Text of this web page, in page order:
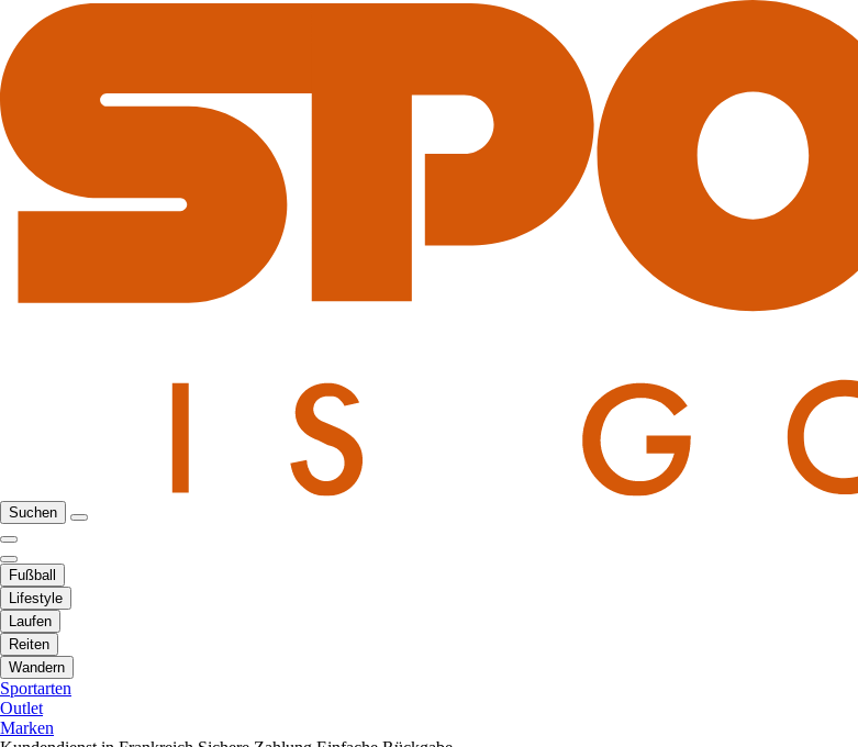
Suchen
Fußball
Lifestyle
Laufen
Reiten
Wandern
Sportarten
Outlet
Marken